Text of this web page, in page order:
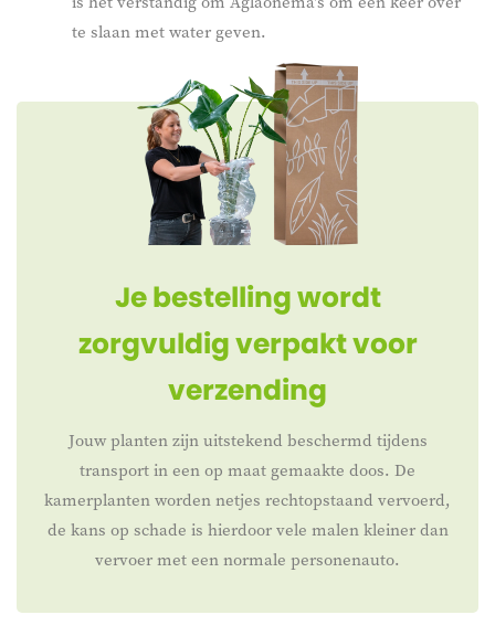
te slaan met water geven.
Je bestelling wordt
zorgvuldig verpakt voor
verzending
Jouw planten zijn uitstekend beschermd tijdens
transport in een op maat gemaakte doos. De
kamerplanten worden netjes rechtopstaand vervoerd,
de kans op schade is hierdoor vele malen kleiner dan
vervoer met een normale personenauto.